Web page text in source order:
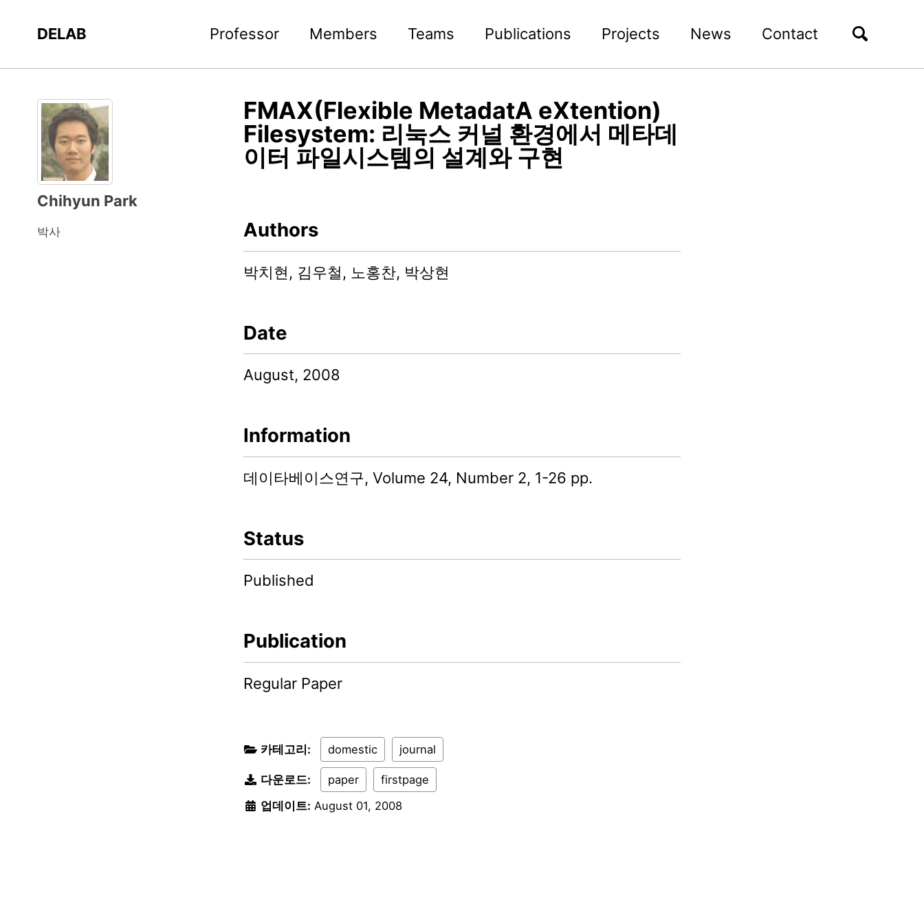
DELAB Professor Members Teams Publications Projects News Contact
Chihyun Park
박사
FMAX(Flexible MetadatA eXtention)
Filesystem: 리눅스 커널 환경에서 메타데
이터 파일시스템의 설계와 구현
Authors
박치현, 김우철, 노홍찬, 박상현
Date
August, 2008
Information
데이타베이스연구, Volume 24, Number 2, 1-26 pp.
Status
Published
Publication
Regular Paper
카테고리: domestic journal
다운로드: paper
firstpage
업데이트: August 01, 2008